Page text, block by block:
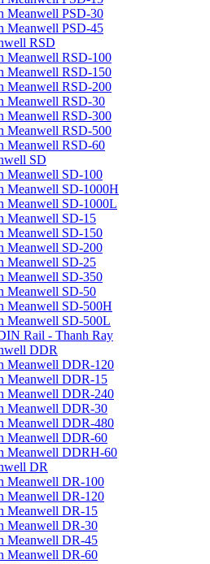
Meanwell PSD-30
Meanwell PSD-45
RSD
Meanwell RSD-100
Meanwell RSD-150
Meanwell RSD-200
Meanwell RSD-30
Meanwell RSD-300
Meanwell RSD-500
Meanwell RSD-60
SD
Meanwell SD-100
Meanwell SD-1000H
Meanwell SD-1000L
Meanwell SD-15
Meanwell SD-150
Meanwell SD-200
Meanwell SD-25
Meanwell SD-350
Meanwell SD-50
Meanwell SD-500H
Meanwell SD-500L
Rail - Thanh Ray
DDR
Meanwell DDR-120
Meanwell DDR-15
Meanwell DDR-240
Meanwell DDR-30
Meanwell DDR-480
Meanwell DDR-60
Meanwell DDRH-60
DR
Meanwell DR-100
Meanwell DR-120
Meanwell DR-15
Meanwell DR-30
Meanwell DR-45
Meanwell DR-60